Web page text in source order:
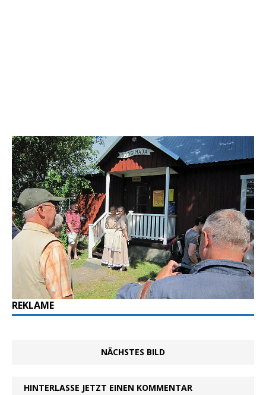
REKLAME
NÄCHSTES BILD
HINTERLASSE JETZT EINEN KOMMENTAR